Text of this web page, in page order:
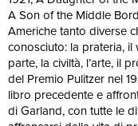
A Son of the Middle
Americhe tanto diverse
conosciuto: la prateria, il
parte, la civiltà, l’arte, il
del Premio Pulitzer nel
libro precedente e
di Garland, con tutte le